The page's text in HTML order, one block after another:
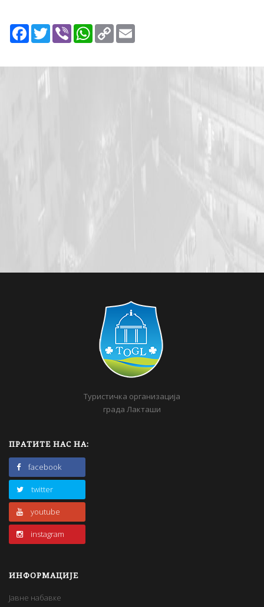
Facebook
TwitterViber WhatsApp
Copy
Link
Туристичка организација
града Лакташи
ПРАТИТЕ НАС НА:
facebook
twitter
youtube
instagram
ИНФОРМАЦИЈЕ
Јавне набавке